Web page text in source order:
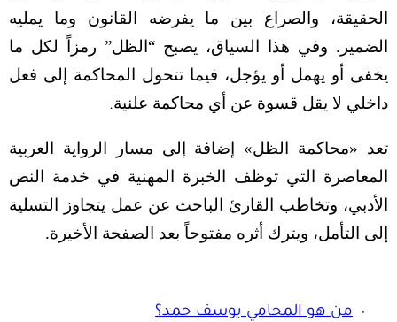
الحقيقة، والصراع بين ما يفرضه القانون وما يمليه
الضمير. وفي هذا السياق، يصبح “الظل” رمزاً لكل ما
يخفى أو يهمل أو يؤجل، فيما تتحول المحاكمة إلى فعل
داخلي لا يقل قسوة عن أي محاكمة علنية.
تعد «محاكمة الظل» إضافة إلى مسار الرواية العربية
المعاصرة التي توظف الخبرة المهنية في خدمة النص
الأدبي، وتخاطب القارئ الباحث عن عمل يتجاوز التسلية
إلى التأمل، ويترك أثره مفتوحاً بعد الصفحة الأخيرة.
من هو المحامي يوسف حمد؟